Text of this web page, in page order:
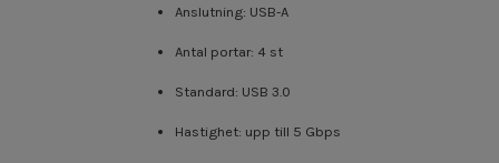
Anslutning: USB-A
Antal portar: 4 st
Standard: USB 3.0
Hastighet: upp till 5 Gbps